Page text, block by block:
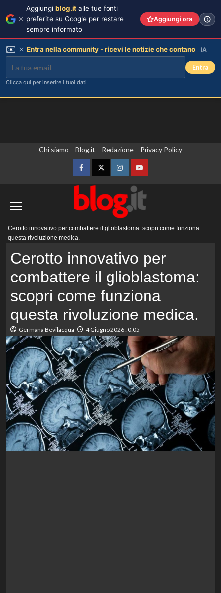
Chi siamo – Blog.it Redazione Privacy Policy
FacebookTwitterInstagramYouTube
principale
Cerotto innovativo per combattere il glioblastoma: scopri come funziona
questa rivoluzione medica.
Cerotto innovativo per
combattere il glioblastoma:
scopri come funziona
questa rivoluzione medica.
Germana Bevilacqua 4 Giugno 2026 : 0:05
Aggiungi blog.it alle tue fonti
preferite su Google per restare
sempre informato
Aggiungi ora
✉️ Entra nella community - ricevi le notizie che contano IA
Entra
Clicca qui per inserire i tuoi dati